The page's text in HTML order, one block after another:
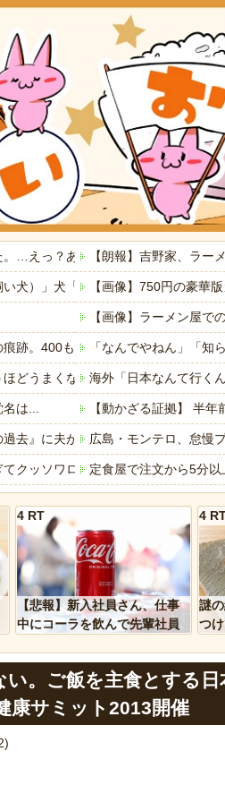
。…えっ？あなたは誰ですか？→ 見知
い犬）」犬「…？（ぷい」
跡。400もの巨大遺構を新たに発見
どうまくないよね
は...
過去』に夫が激震…事の真相はコレｗ
てクッソワロタｗｗｗｗｗｗｗｗｗ
カを売った結果ｗｗｗ」 ほか
「はい」トランプ、国防総省職員数
Survivors
り屋やお煽り運転など盛りだくさん
【朗報】吉野家、ラー
【画像】750円の豪華
【画像】ラーメン屋で
「なんでやねん」「知
海外「日本なんて行く
【動かざる証拠】 半
広島・モンテロ、怠慢
定食屋で注文から5分
【真顔】あるスーパー
車とかバイクのガラス
みいちゃんと山田さん
【悲報】味噌ラーメン
Powered by livedoor 相互
4 RT
【悲報】新入社員さん、仕事
中にコーラを飲んで先輩社員
4
謎
つ
。ご飯を主食とする日
康サミット2013開催